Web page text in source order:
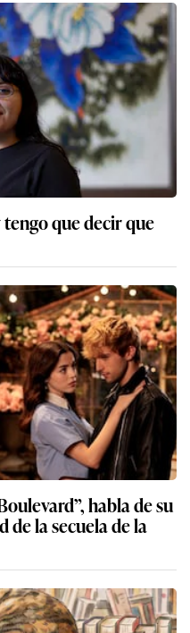
que decir que
habla de su
la secuela de la